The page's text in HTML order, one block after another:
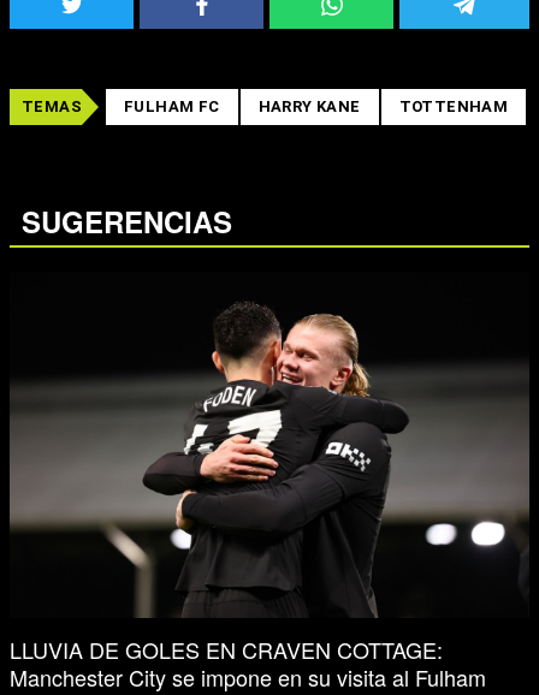
TEMAS FULHAM FC HARRY KANE TOTTENHAM
SUGERENCIAS
LLUVIA DE GOLES EN CRAVEN COTTAGE:
Manchester City se impone en su visita al Fulham